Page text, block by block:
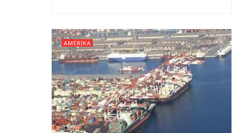
AMERIKA